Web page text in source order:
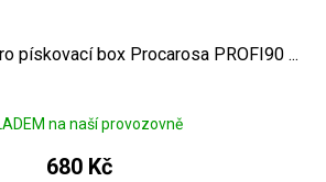
pískovací box Procarosa PROFI90 ...
na naší provozovně
680 Kč